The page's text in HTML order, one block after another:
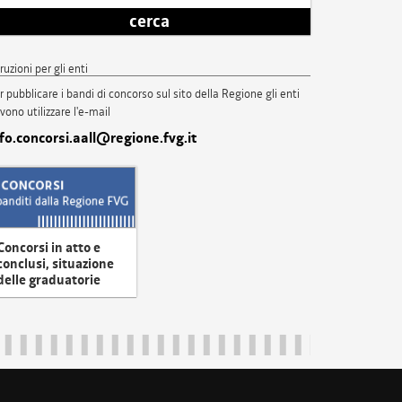
cerca
per gli enti
pubblicare i bandi di concorso sul sito della Regione gli enti
utilizzare l'e-mail
in atto e
situazione
graduatorie